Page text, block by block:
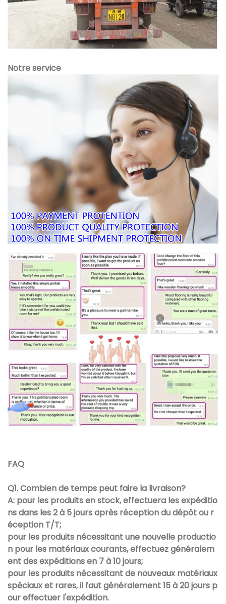
Notre service
FAQ
Q1. Combien de temps peut faire la livraison?
A: pour les produits en stock, effectuera les expéditio
ns dans les 2 à 5 jours après réception du dépôt ou r
éception T/T;
pour les produits nécessitant une nouvelle productio
n pour les matériaux courants, effectuez généralem
ent des expéditions en 7 à 10 jours;
pour les produits nécessitant de nouveaux matériaux
spéciaux et rares, il faut généralement 15 à 20 jours p
our effectuer l'expédition.